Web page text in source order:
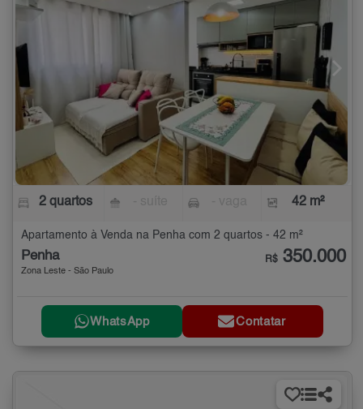
2 quartos 42 m²
Apartamento à Venda na Penha com 2 quartos - 42 m²
Penha
Zona Leste - São Paulo
R$ 350.000
WhatsApp Contatar